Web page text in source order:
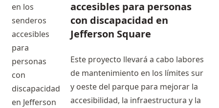
accesibles para personas
con discapacidad en
Jefferson Square
Este proyecto llevará a cabo labores
de mantenimiento en los límites sur
y oeste del parque para mejorar la
accesibilidad, la infraestructura y la